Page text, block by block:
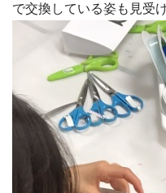
で交換している姿も見受